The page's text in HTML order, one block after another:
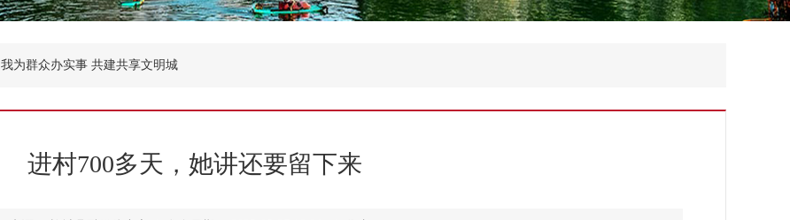
我为群众办实事 共建共享文明城
进村700多天，她讲还要留下来